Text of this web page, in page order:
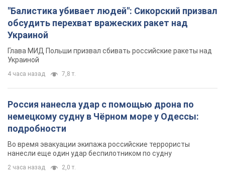
"Балистика убивает людей": Сикорский призвал
обсудить перехват вражеских ракет над
Украиной
Глава МИД Польши призвал сбивать российские ракеты над
Украиной
4 часа назад 7,8 т.
Россия нанесла удар с помощью дрона по
немецкому судну в Чёрном море у Одессы:
подробности
Во время эвакуации экипажа российские террористы
нанесли еще один удар беспилотником по судну
2 часа назад 2,0 т.